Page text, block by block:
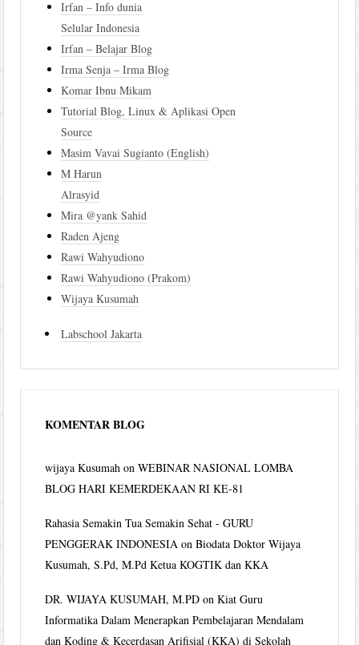
Irfan – Info dunia
Selular Indonesia
Irfan – Belajar Blog
Irma Senja – Irma Blog
Komar Ibnu Mikam
Tutorial Blog, Linux & Aplikasi Open
Source
Masim Vavai Sugianto (English)
M Harun
Alrasyid
Mira @yank Sahid
Raden Ajeng
Rawi Wahyudiono
Rawi Wahyudiono (Prakom)
Wijaya Kusumah
Labschool Jakarta
KOMENTAR BLOG
wijaya Kusumah onWEBINAR NASIONAL LOMBA
BLOG HARI KEMERDEKAAN RI KE-81
Rahasia Semakin Tua Semakin Sehat - GURU
PENGGERAK INDONESIA onBiodata Doktor Wijaya
Kusumah, S.Pd, M.Pd Ketua KOGTIK dan KKA
DR. WIJAYA KUSUMAH, M.PD onKiat Guru
Informatika Dalam Menerapkan Pembelajaran Mendalam
dan Koding & Kecerdasan Arifisial (KKA) di Sekolah